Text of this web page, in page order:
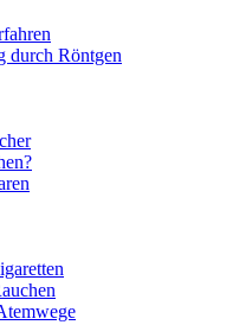
durch Röntgen